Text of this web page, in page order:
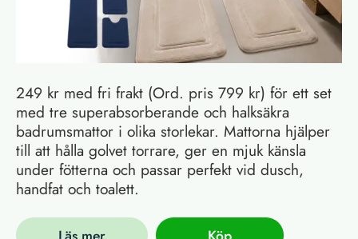
249 kr med fri frakt (Ord. pris 799 kr) för ett set
med tre superabsorberande och halksäkra
badrumsmattor i olika storlekar. Mattorna hjälper
till att hålla golvet torrare, ger en mjuk känsla
under fötterna och passar perfekt vid dusch,
handfat och toalett.